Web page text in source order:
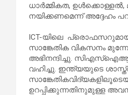
ധാർമ്മികത,
നയിക്കണമെന്ന് അദ്ദേഹം
ICT-യിലെ പ്രൊഫസറുമായ
സാങ്കേതിക വികസനം
അഭിനന്ദിച്ചു.
വഹിച്ചു. ഇന്ത്യയുടെ
ഉറപ്പിക്കുന്നതിനുമുള്ള